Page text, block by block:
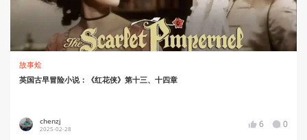
故事烩
英国古早冒险小说：《红花侠》第十三、十四章
chenzj
2025-02-28 6 0